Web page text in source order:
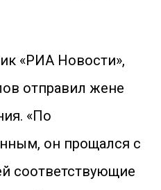
«РИА Новости»,
отправил жене
«По
он прощался с
соответствующие